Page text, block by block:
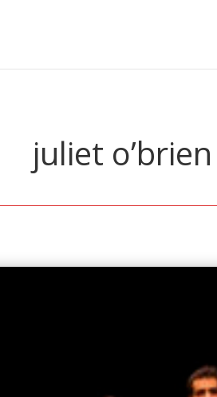
juliet o’brien